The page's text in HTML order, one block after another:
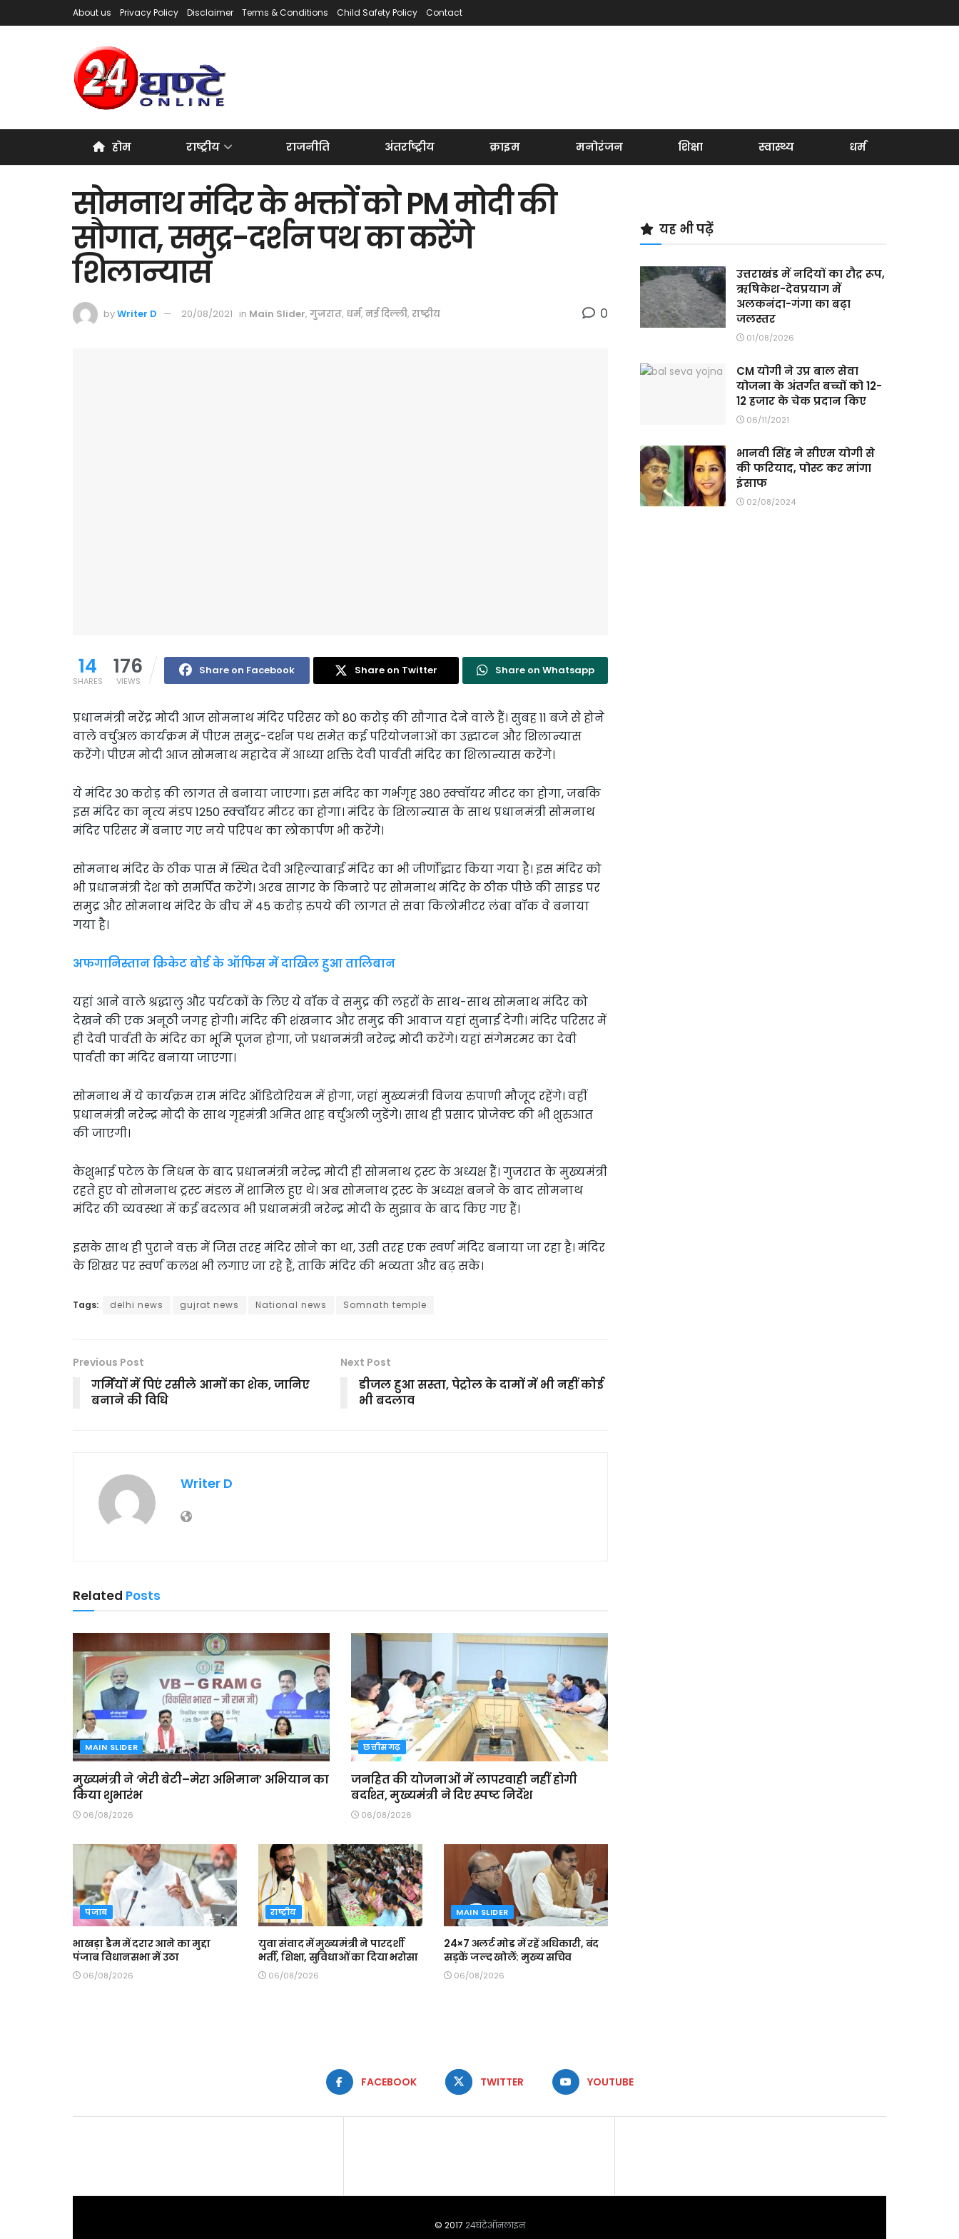
About us Privacy Policy Disclaimer Terms & Conditions Child Safety Policy Contact
होम राष्ट्रीय राजनीति अंतर्राष्ट्रीय क्राइम मनोरंजन शिक्षा स्वास्थ्य धर्म
सोमनाथ मंदिर के भक्तों को PM मोदी की
सौगात, समुद्र-दर्शन पथ का करेंगे
शिलान्यास
byWriter D 20/08/2021 in Main Slider, गुजरात, धर्म, नई दिल्ली, राष्ट्रीय 0
14
SHARES
176
VIEWS
Share on Facebook Share on Twitter Share on Whatsapp
प्रधानमंत्री नरेंद्र मोदी आज सोमनाथ मंदिर परिसर को 80 करोड़ की सौगात देने वाले हैं। सुबह 11 बजे से होने
वाले वर्चुअल कार्यक्रम में पीएम समुद्र-दर्शन पथ समेत कई परियोजनाओं का उद्घाटन और शिलान्यास
करेंगे। पीएम मोदी आज सोमनाथ महादेव में आध्या शक्ति देवी पार्वती मंदिर का शिलान्यास करेंगे।
ये मंदिर 30 करोड़ की लागत से बनाया जाएगा। इस मंदिर का गर्भगृह 380 स्क्वॉयर मीटर का होगा, जबकि
इस मंदिर का नृत्य मंडप 1250 स्क्वॉयर मीटर का होगा। मंदिर के शिलान्यास के साथ प्रधानमंत्री सोमनाथ
मंदिर परिसर में बनाए गए नये परिपथ का लोकार्पण भी करेंगे।
सोमनाथ मंदिर के ठीक पास में स्थित देवी अहिल्याबाई मंदिर का भी जीर्णोद्धार किया गया है। इस मंदिर को
भी प्रधानमंत्री देश को समर्पित करेंगे। अरब सागर के किनारे पर सोमनाथ मंदिर के ठीक पीछे की साइड पर
समुद्र और सोमनाथ मंदिर के बीच में 45 करोड़ रुपये की लागत से सवा किलोमीटर लंबा वॉक वे बनाया
गया है।
अफगानिस्तान क्रिकेट बोर्ड के ऑफिस में दाखिल हुआ तालिबान
यहां आने वाले श्रद्धालु और पर्यटकों के लिए ये वॉक वे समुद्र की लहरों के साथ-साथ सोमनाथ मंदिर को
देखने की एक अनूठी जगह होगी। मंदिर की शंखनाद और समुद्र की आवाज यहां सुनाई देगी। मंदिर परिसर में
ही देवी पार्वती के मंदिर का भूमि पूजन होगा, जो प्रधानमंत्री नरेन्द्र मोदी करेंगे। यहां संगेमरमर का देवी
पार्वती का मंदिर बनाया जाएगा।
सोमनाथ में ये कार्यक्रम राम मंदिर ऑडिटोरियम में होगा, जहां मुख्यमंत्री विजय रुपाणी मौजूद रहेंगे। वहीं
प्रधानमंत्री नरेन्द्र मोदी के साथ गृहमंत्री अमित शाह वर्चुअली जुडेंगे। साथ ही प्रसाद प्रोजेक्ट की भी शुरुआत
की जाएगी।
केशुभाई पटेल के निधन के बाद प्रधानमंत्री नरेन्द्र मोदी ही सोमनाथ ट्रस्ट के अध्यक्ष हैं। गुजरात के मुख्यमंत्री
रहते हुए वो सोमनाथ ट्रस्ट मंडल में शामिल हुए थे। अब सोमनाथ ट्रस्ट के अध्यक्ष बनने के बाद सोमनाथ
मंदिर की व्यवस्था में कई बदलाव भी प्रधानमंत्री नरेन्द्र मोदी के सुझाव के बाद किए गए हैं।
इसके साथ ही पुराने वक्त में जिस तरह मंदिर सोने का था, उसी तरह एक स्वर्ण मंदिर बनाया जा रहा है। मंदिर
के शिखर पर स्वर्ण कलश भी लगाए जा रहे हैं, ताकि मंदिर की भव्यता और बढ़ सके।
Tags: delhi news gujrat news National news Somnath temple
Previous Post
गर्मियों में पिएं रसीले आमों का शेक, जानिए
बनाने की विधि
Next Post
डीजल हुआ सस्ता, पेट्रोल के दामों में भी नहीं कोई
भी बदलाव
Writer D
Related Posts
MAIN SLIDER
मुख्यमंत्री ने ‘मेरी बेटी–मेरा अभिमान’ अभियान का
किया शुभारंभ
06/08/2026
छत्तीसगढ़
जनहित की योजनाओं में लापरवाही नहीं होगी
बर्दाश्त, मुख्यमंत्री ने दिए स्पष्ट निर्देश
06/08/2026
पंजाब
भाखड़ा डैम में दरार आने का मुद्दा
पंजाब विधानसभा में उठा
06/08/2026
राष्ट्रीय
युवा संवाद में मुख्यमंत्री ने पारदर्शी
भर्ती, शिक्षा, सुविधाओं का दिया भरोसा
06/08/2026
MAIN SLIDER
24×7 अलर्ट मोड में रहें अधिकारी, बंद
सड़कें जल्द खोलें: मुख्य सचिव
06/08/2026
यह भी पढ़ें
उत्तराखंड में नदियों का रौद्र रूप,
ऋषिकेश-देवप्रयाग में
अलकनंदा-गंगा का बढ़ा
जलस्तर
01/08/2026
CM योगी ने उप्र बाल सेवा
योजना के अंतर्गत बच्चों को 12-
12 हजार के चेक प्रदान किए
06/11/2021
भानवी सिंह ने सीएम योगी से
की फरियाद, पोस्ट कर मांगा
इंसाफ
02/08/2024
FACEBOOK TWITTER YOUTUBE
© 2017 24घंटेऑनलाइन